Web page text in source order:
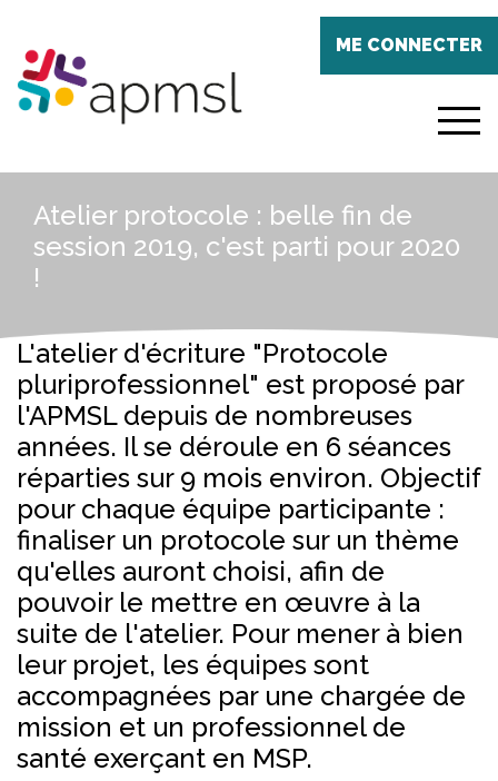
contenu
principal
ME CONNECTER
menu
Atelier protocole : belle fin de
session 2019, c'est parti pour 2020
!
L'atelier d'écriture "Protocole
pluriprofessionnel" est proposé par
l'APMSL depuis de nombreuses
années. Il se déroule en 6 séances
réparties sur 9 mois environ. Objectif
pour chaque équipe participante :
finaliser un protocole sur un thème
qu'elles auront choisi, afin de
pouvoir le mettre en œuvre à la
suite de l'atelier. Pour mener à bien
leur projet, les équipes sont
accompagnées par une chargée de
mission et un professionnel de
santé exerçant en MSP.